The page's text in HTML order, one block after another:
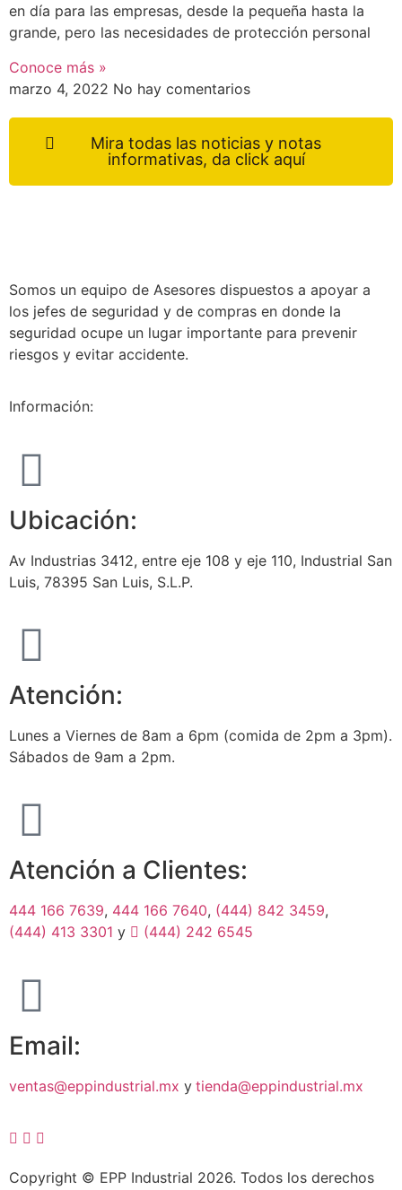
en día para las empresas, desde la pequeña hasta la
grande, pero las necesidades de protección personal
Conoce más »
marzo 4, 2022 No hay comentarios
Mira todas las noticias y notas
informativas, da click aquí
Somos un equipo de Asesores dispuestos a apoyar a
los jefes de seguridad y de compras en donde la
seguridad ocupe un lugar importante para prevenir
riesgos y evitar accidente.
Información:
Ubicación:
Av Industrias 3412, entre eje 108 y eje 110, Industrial San
Luis, 78395 San Luis, S.L.P.
Atención:
Lunes a Viernes de 8am a 6pm (comida de 2pm a 3pm).
Sábados de 9am a 2pm.
Atención a Clientes:
444 166 7639, 444 166 7640, (444) 842 3459,
(444) 413 3301 y (444) 242 6545
Email:
ventas@eppindustrial.mx y tienda@eppindustrial.mx
Copyright © EPP Industrial 2026. Todos los derechos